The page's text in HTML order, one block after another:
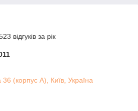
відгуків за рік
(корпус А), Київ, Україна